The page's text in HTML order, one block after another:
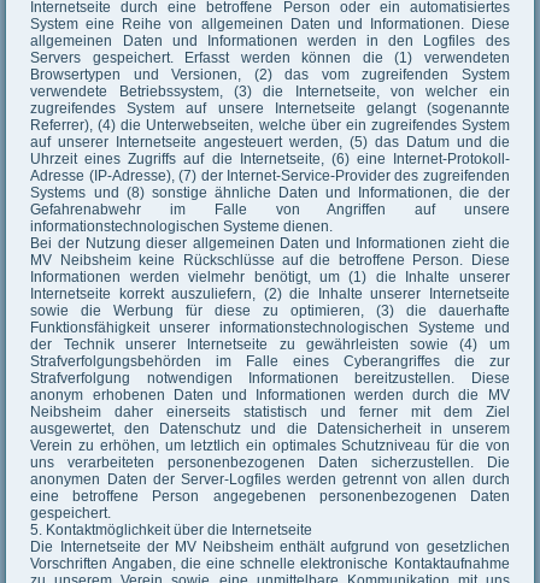
Internetseite durch eine betroffene Person oder ein automatisiertes
System eine Reihe von allgemeinen Daten und Informationen. Diese
allgemeinen Daten und Informationen werden in den Logfiles des
Servers gespeichert. Erfasst werden können die (1) verwendeten
Browsertypen und Versionen, (2) das vom zugreifenden System
verwendete Betriebssystem, (3) die Internetseite, von welcher ein
zugreifendes System auf unsere Internetseite gelangt (sogenannte
Referrer), (4) die Unterwebseiten, welche über ein zugreifendes System
auf unserer Internetseite angesteuert werden, (5) das Datum und die
Uhrzeit eines Zugriffs auf die Internetseite, (6) eine Internet-Protokoll-
Adresse (IP-Adresse), (7) der Internet-Service-Provider des zugreifenden
Systems und (8) sonstige ähnliche Daten und Informationen, die der
Gefahrenabwehr im Falle von Angriffen auf unsere
informationstechnologischen Systeme dienen.
Bei der Nutzung dieser allgemeinen Daten und Informationen zieht die
MV Neibsheim keine Rückschlüsse auf die betroffene Person. Diese
Informationen werden vielmehr benötigt, um (1) die Inhalte unserer
Internetseite korrekt auszuliefern, (2) die Inhalte unserer Internetseite
sowie die Werbung für diese zu optimieren, (3) die dauerhafte
Funktionsfähigkeit unserer informationstechnologischen Systeme und
der Technik unserer Internetseite zu gewährleisten sowie (4) um
Strafverfolgungsbehörden im Falle eines Cyberangriffes die zur
Strafverfolgung notwendigen Informationen bereitzustellen. Diese
anonym erhobenen Daten und Informationen werden durch die MV
Neibsheim daher einerseits statistisch und ferner mit dem Ziel
ausgewertet, den Datenschutz und die Datensicherheit in unserem
Verein zu erhöhen, um letztlich ein optimales Schutzniveau für die von
uns verarbeiteten personenbezogenen Daten sicherzustellen. Die
anonymen Daten der Server-Logfiles werden getrennt von allen durch
eine betroffene Person angegebenen personenbezogenen Daten
gespeichert.
5. Kontaktmöglichkeit über die Internetseite
Die Internetseite der MV Neibsheim enthält aufgrund von gesetzlichen
Vorschriften Angaben, die eine schnelle elektronische Kontaktaufnahme